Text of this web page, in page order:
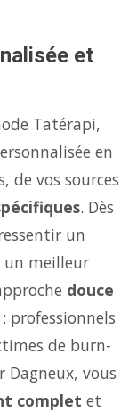
et
Tatérapi,
en
de vos sources
. Dès
un
un meilleur
douce
professionnels
de burn-
Dagneux, vous
complet et